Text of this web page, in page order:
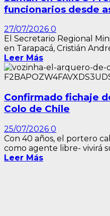
funcionarios desde
27/07/2026 0
El Secretario Regional
en Tarapacá, Cristián
Leer Más
Confirmado fichaje
Colo de Chile
25/07/2026 0
Con 40 años, el portero
como agente libre- vivirá
Leer Más